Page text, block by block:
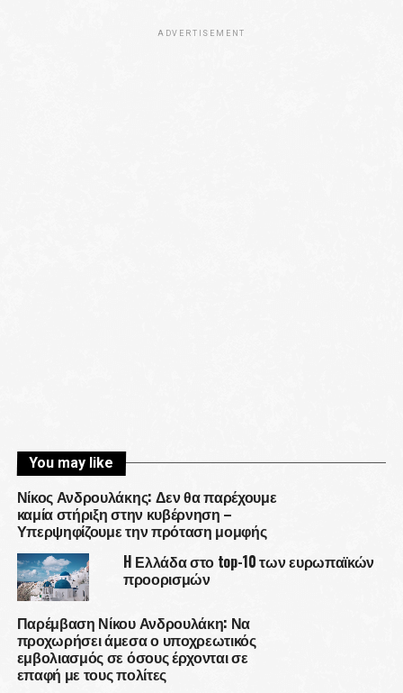
ADVERTISEMENT
You may like
Νίκος Ανδρουλάκης: Δεν θα παρέχουμε
καμία στήριξη στην κυβέρνηση –
Υπερψηφίζουμε την πρόταση μομφής
H Ελλάδα στο top-10 των ευρωπαϊκών
προορισμών
Παρέμβαση Νίκου Ανδρουλάκη: Να
προχωρήσει άμεσα ο υποχρεωτικός
εμβολιασμός σε όσους έρχονται σε
επαφή με τους πολίτες